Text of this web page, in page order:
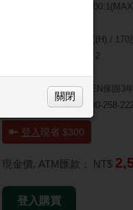
對比：
可視角度：170度(H) / 170
內建喇叭：1W x 2
原廠保固 : AOPEN保固3年
原廠報修專線0800-258-222
🔑 登入 現省 $300
現金價, ATM匯款： NT$
登入購買
關閉